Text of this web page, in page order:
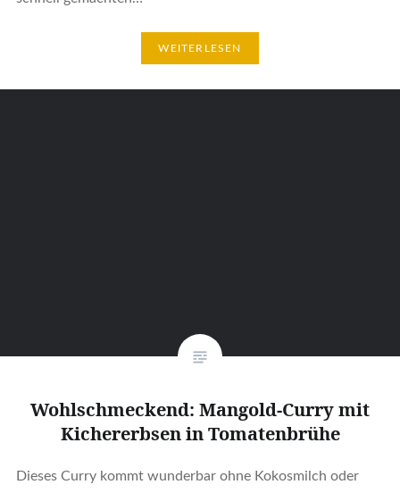
WEITERLESEN
Wohlschmeckend: Mangold-Curry mit
Kichererbsen in Tomatenbrühe
Dieses Curry kommt wunderbar ohne Kokosmilch oder